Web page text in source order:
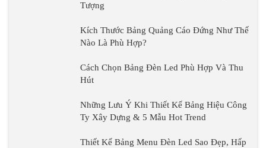
Tượng
Kích Thước Bảng Quảng Cáo Đứng Như Thế
Nào Là Phù Hợp?
Cách Chọn Bảng Đèn Led Phù Hợp Và Thu
Hút
Những Lưu Ý Khi Thiết Kế Bảng Hiệu Công
Ty Xây Dựng & 5 Mẫu Hot Trend
Thiết Kế Bảng Menu Đèn Led Sao Đẹp, Hấp